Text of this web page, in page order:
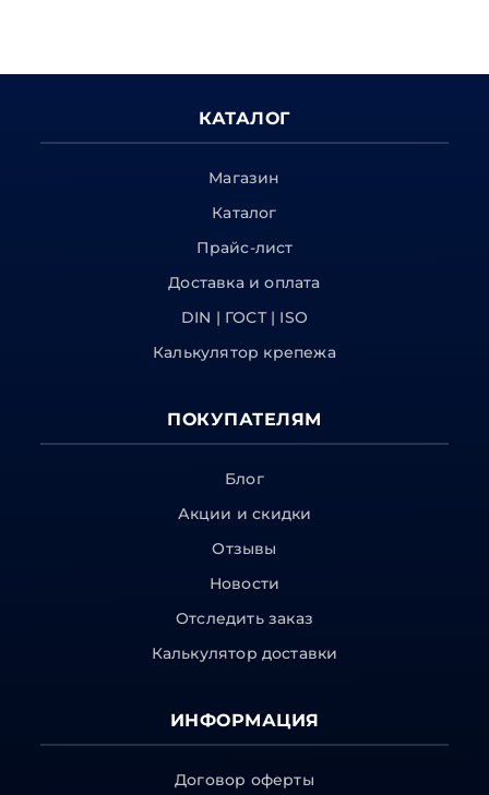
КАТАЛОГ
Магазин
Каталог
Прайс-лист
Доставка и оплата
DIN | ГОСТ | ISO
Калькулятор крепежа
ПОКУПАТЕЛЯМ
Блог
Акции и скидки
Отзывы
Новости
Отследить заказ
Калькулятор доставки
ИНФОРМАЦИЯ
Договор оферты